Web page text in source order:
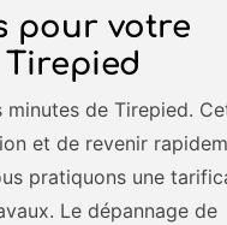
pour votre
de Tirepied.
et de revenir
pratiquons une
Le dépannage de